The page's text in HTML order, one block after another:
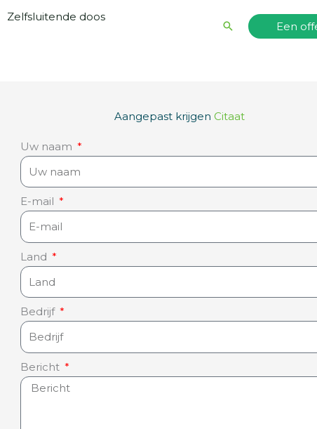
Zelfsluitende doos
Zoeken Een
Aangepast krijgen Citaat
Uw naam
E-mail
Land
Bedrijf
Bericht